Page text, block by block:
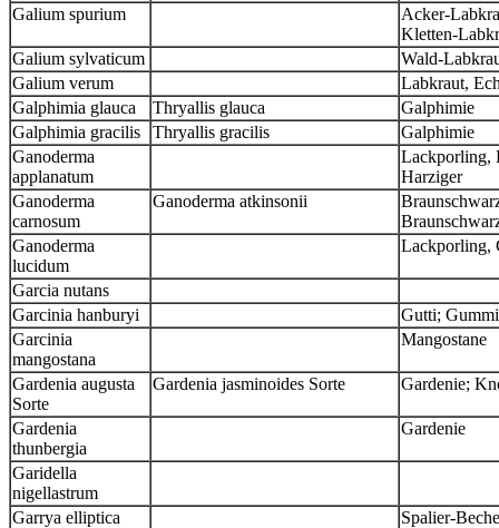
Galium spurium
Acker-
Kletten-
Galium sylvaticum
Wald-
Galium verum
Labkraut,
Galphimia glauca
Thryallis glauca
Galphimie
Galphimia gracilis
Thryallis gracilis
Galphimie
Ganoderma
applanatum
Lackporling,
Harziger
Ganoderma
carnosum
Ganoderma atkinsonii
Ganoderma
lucidum
Lackporling,
Garcia nutans
Garcinia hanburyi
Gutti;
Garcinia
mangostana
Mangostane
Gardenia augusta
Sorte
Gardenia jasminoides Sorte Gardenie;
Gardenia
thunbergia
Gardenie
Garidella
nigellastrum
Garrya elliptica
Spalier-